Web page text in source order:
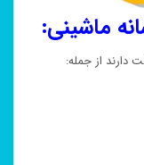
دارند از جمله: